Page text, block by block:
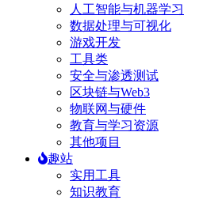
人工智能与机器学习
数据处理与可视化
游戏开发
工具类
安全与渗透测试
区块链与Web3
物联网与硬件
教育与学习资源
其他项目
趣站
实用工具
知识教育